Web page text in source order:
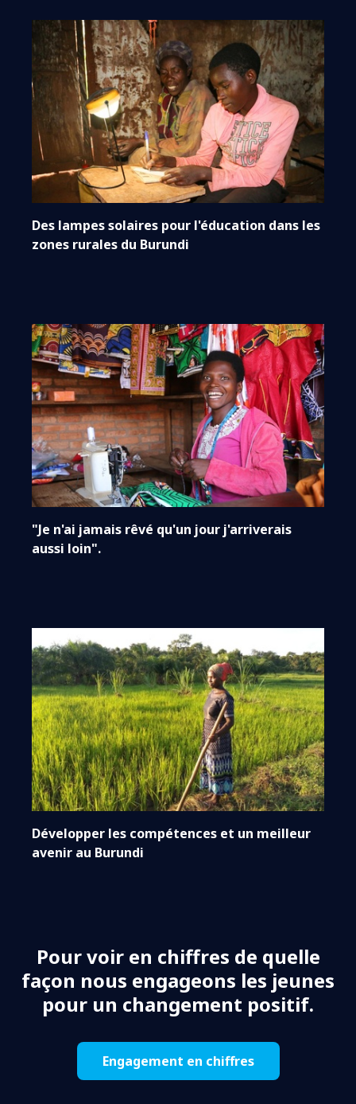
Des lampes solaires pour l'éducation dans les
zones rurales du Burundi
"Je n'ai jamais rêvé qu'un jour j'arriverais
aussi loin".
Développer les compétences et un meilleur
avenir au Burundi
Pour voir en chiffres de quelle
façon nous engageons les jeunes
pour un changement positif.
Engagement en chiffres